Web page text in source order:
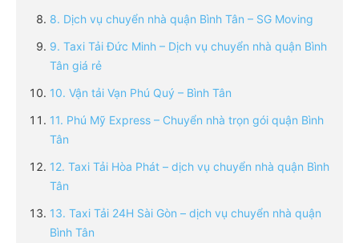
8. Dịch vụ chuyển nhà quận Bình Tân – SG Moving
9. Taxi Tải Đức Minh – Dịch vụ chuyển nhà quận Bình
Tân giá rẻ
10. Vận tải Vạn Phú Quý – Bình Tân
11. Phú Mỹ Express – Chuyển nhà trọn gói quận Bình
Tân
12. Taxi Tải Hòa Phát – dịch vụ chuyển nhà quận Bình
Tân
13. Taxi Tải 24H Sài Gòn – dịch vụ chuyển nhà quận
Bình Tân